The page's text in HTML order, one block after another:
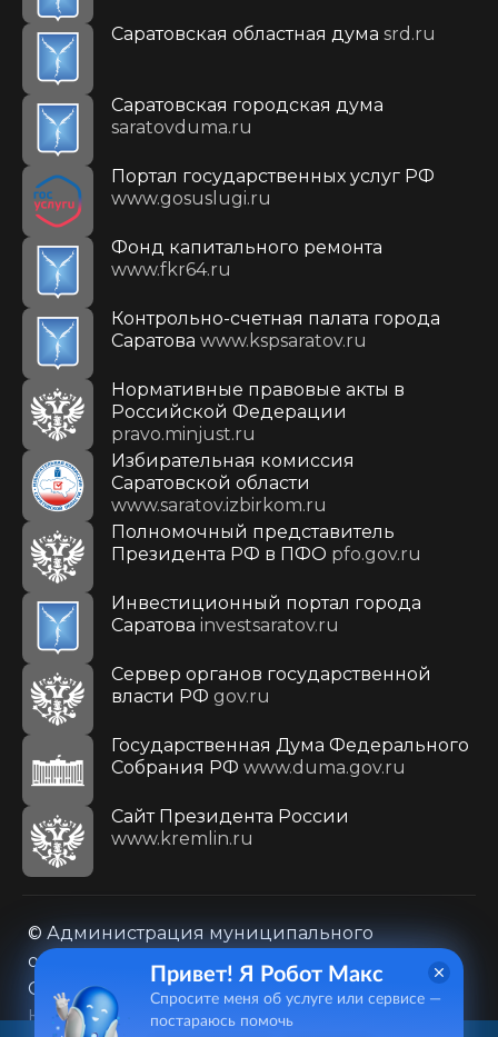
Саратовская областная дума srd.ru
Саратовская городская дума
saratovduma.ru
Портал государственных услуг РФ
www.gosuslugi.ru
Фонд капитального ремонта
www.fkr64.ru
Контрольно-счетная палата города
Саратова www.kspsaratov.ru
Нормативные правовые акты в
Российской Федерации
pravo.minjust.ru
Избирательная комиссия
Саратовской области
www.saratov.izbirkom.ru
Полномочный представитель
Президента РФ в ПФО pfo.gov.ru
Инвестиционный портал города
Саратова investsaratov.ru
Сервер органов государственной
власти РФ gov.ru
Государственная Дума Федерального
Собрания РФ www.duma.gov.ru
Cайт Президента России
www.kremlin.ru
© Администрация муниципального
образования городского округа «Город
Саратов»
Контакты
Карта сайта
Привет! Я Робот Макс
Спросите меня об услуге или сервисе —
постараюсь помочь